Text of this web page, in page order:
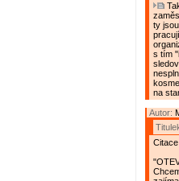
ty
s tím
na
Autor: